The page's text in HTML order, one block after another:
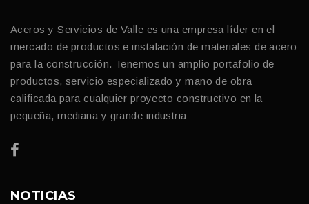
Aceros y Servicios de Valle es una empresa líder en el
mercado de productos e instalación de materiales de acero
para la construcción. Tenemos un amplio portafolio de
productos, servicio especializado y mano de obra
calificada para cualquier proyecto constructivo en la
pequeña, mediana y grande industria
NOTICIAS